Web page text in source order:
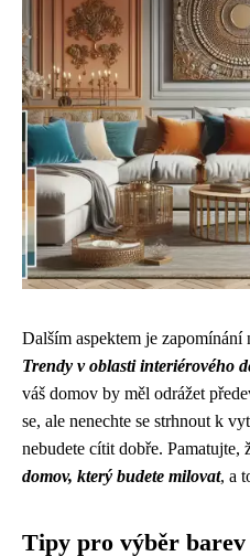
Dalším aspektem je zapomínání
Trendy v oblasti interiérového
váš domov by měl odrážet
se, ale nenechte se strhnout k
nebudete cítit dobře. Pamatujte,
domov, který budete milovat, a
Tipy pro výběr barev